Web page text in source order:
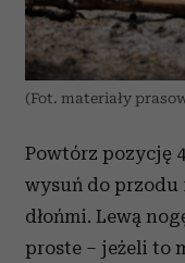
(Fot. materiały
Powtórz pozycję
wysuń do przodu
dłońmi. Lewą
proste – jeżeli to